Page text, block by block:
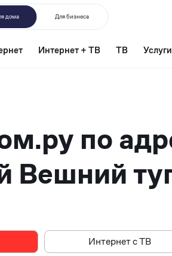
дома Для бизнеса
Интернет + ТВ ТВ Услуги
по
Вешний
Интернет
Интернет с ТВ